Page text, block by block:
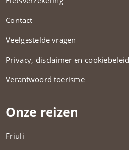
Contact
Veelgestelde vragen
Privacy, disclaimer en cookiebeleid
Verantwoord toerisme
Onze reizen
Friuli